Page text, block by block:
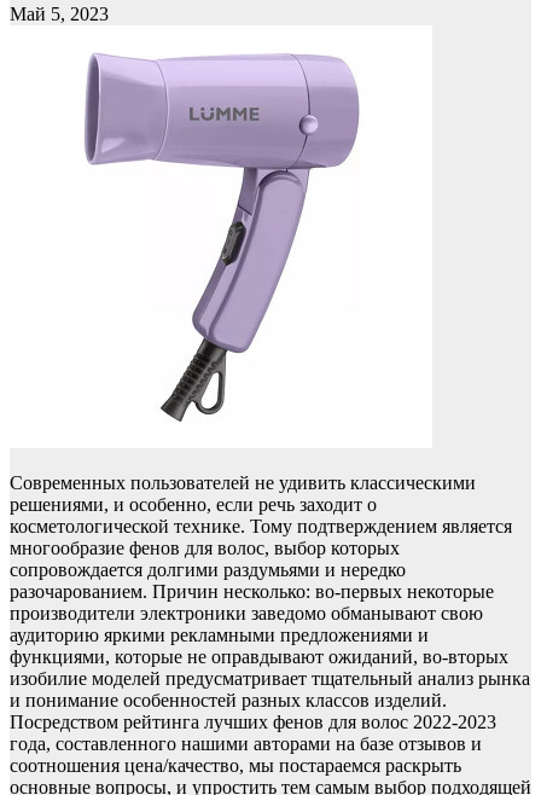
Май 5, 2023
Современных пользователей не удивить классическими
решениями, и особенно, если речь заходит о
косметологической технике. Тому подтверждением является
многообразие фенов для волос, выбор которых
сопровождается долгими раздумьями и нередко
разочарованием. Причин несколько: во-первых некоторые
производители электроники заведомо обманывают свою
аудиторию яркими рекламными предложениями и
функциями, которые не оправдывают ожиданий, во-вторых
изобилие моделей предусматривает тщательный анализ рынка
и понимание особенностей разных классов изделий.
Посредством рейтинга лучших фенов для волос 2022-2023
года, составленного нашими авторами на базе отзывов и
соотношения цена/качество, мы постараемся раскрыть
основные вопросы, и упростить тем самым выбор подходящей